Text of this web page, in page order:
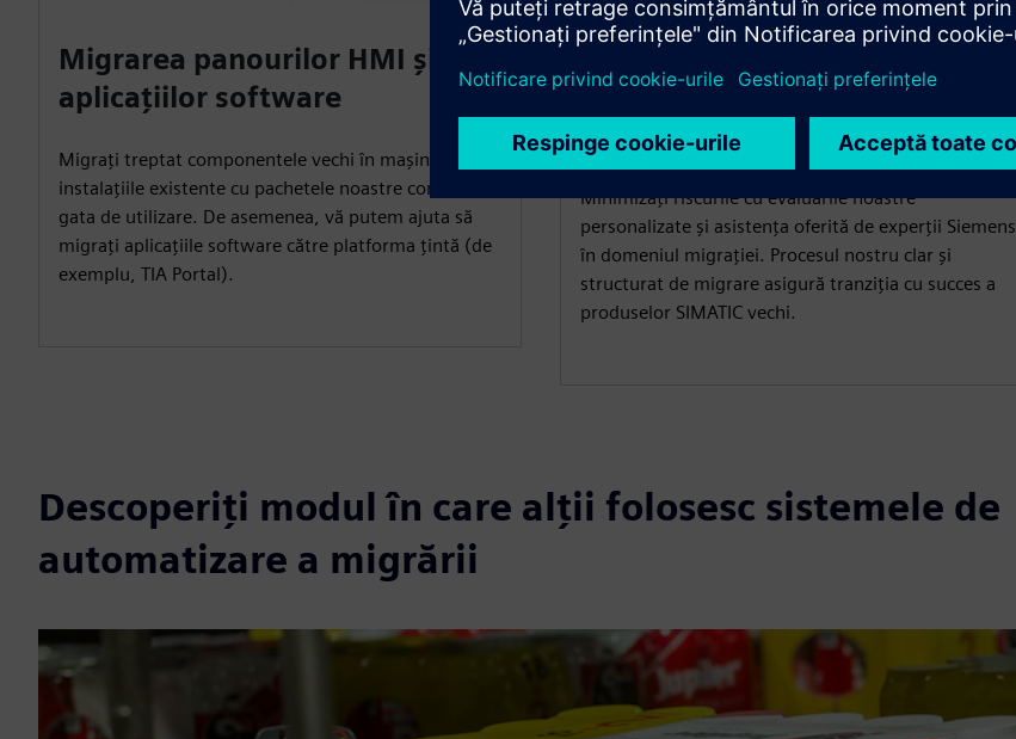
Migrarea panourilor HMI și a
aplicațiilor software
Migrați treptat componentele vechi în mașinile și
instalațiile existente cu pachetele noastre complete,
gata de utilizare. De asemenea, vă putem ajuta să
migrați aplicațiile software către platforma țintă (de
exemplu, TIA Portal).
Reduceți riscurile cu ajutorul
evaluării și asistenței privind
migrația
Minimizaţi riscurile cu evaluările noastre
personalizate şi asistenţa oferită de experţii Siemens
în domeniul migraţiei. Procesul nostru clar și
structurat de migrare asigură tranziția cu succes a
produselor SIMATIC vechi.
Descoperiți modul în care alții folosesc sistemele de
automatizare a migrării